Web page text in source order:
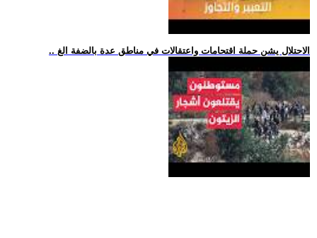
.. الاحتلال يشن حملة اقتحامات واعتقالات في مناطق عدة بالضفة الغ